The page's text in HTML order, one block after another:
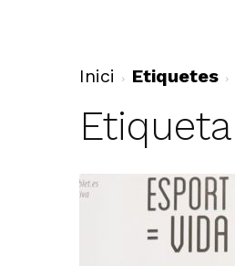
Inici Etiquetes